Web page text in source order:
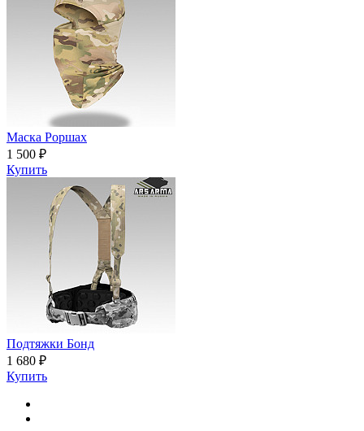
Маска Роршах
1 500 ₽
Купить
Подтяжки Бонд
1 680 ₽
Купить